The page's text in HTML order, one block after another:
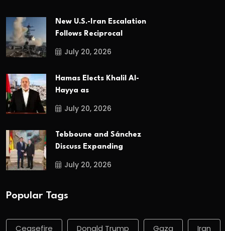
New U.S.-Iran Escalation
Follows Reciprocal
July 20, 2026
Hamas Elects Khalil Al-
Hayya as
July 20, 2026
Tebboune and Sánchez
Discuss Expanding
July 20, 2026
Popular Tags
Ceasefire Donald Trump Gaza Iran